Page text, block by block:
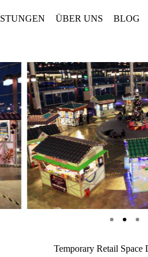
ÜBER UNS BLOG
Temporary Retail Space